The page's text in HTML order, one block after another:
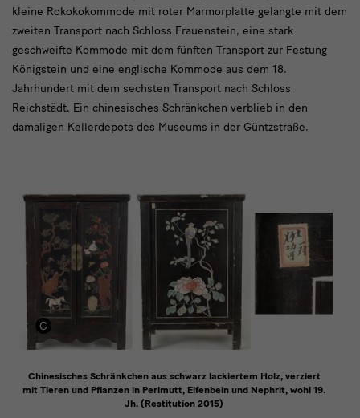
kleine Rokokokommode mit roter Marmorplatte gelangte mit dem
zweiten Transport nach Schloss Frauenstein, eine stark
geschweifte Kommode mit dem fünften Transport zur Festung
Königstein und eine englische Kommode aus dem 18.
Jahrhundert mit dem sechsten Transport nach Schloss
Reichstädt. Ein chinesisches Schränkchen verblieb in den
damaligen Kellerdepots des Museums in der Güntzstraße.
Bild
4
Chinesisches Schränkchen aus schwarz lackiertem Holz, verziert
mit Tieren und Pflanzen in Perlmutt, Elfenbein und Nephrit, wohl 19.
Jh. (Restitution 2015)